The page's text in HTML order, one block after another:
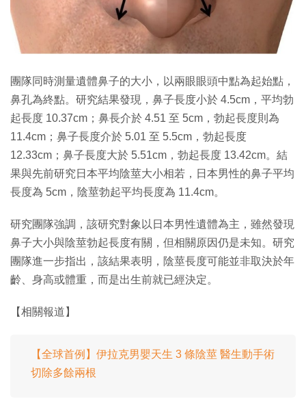
團隊同時測量遺體鼻子的大小，以兩眼眼頭中點為起始點，
鼻孔為終點。研究結果發現，鼻子長度小於 4.5cm，平均勃
起長度 10.37cm；鼻長介於 4.51 至 5cm，勃起長度則為
11.4cm；鼻子長度介於 5.01 至 5.5cm，勃起長度
12.33cm；鼻子長度大於 5.51cm，勃起長度 13.42cm。結
果與先前研究日本平均陰莖大小相若，日本男性的鼻子平均
長度為 5cm，陰莖勃起平均長度為 11.4cm。
研究團隊強調，該研究對象以日本男性遺體為主，雖然發現
鼻子大小與陰莖勃起長度有關，但相關原因仍是未知。研究
團隊進一步指出，該結果表明，陰莖長度可能並非取決於年
齡、身高或體重，而是出生前就已經決定。
【相關報道】
【全球首例】伊拉克男嬰天生 3 條陰莖 醫生動手術
切除多餘兩根